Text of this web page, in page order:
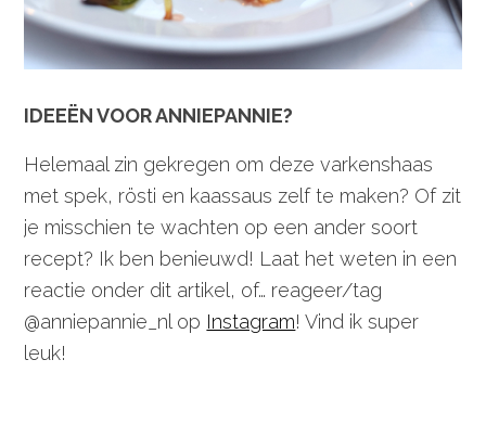
IDEEËN VOOR ANNIEPANNIE?
Helemaal zin gekregen om deze varkenshaas
met spek, rösti en kaassaus zelf te maken? Of zit
je misschien te wachten op een ander soort
recept? Ik ben benieuwd! Laat het weten in een
reactie onder dit artikel, of… reageer/tag
@anniepannie_nl op Instagram! Vind ik super
leuk!